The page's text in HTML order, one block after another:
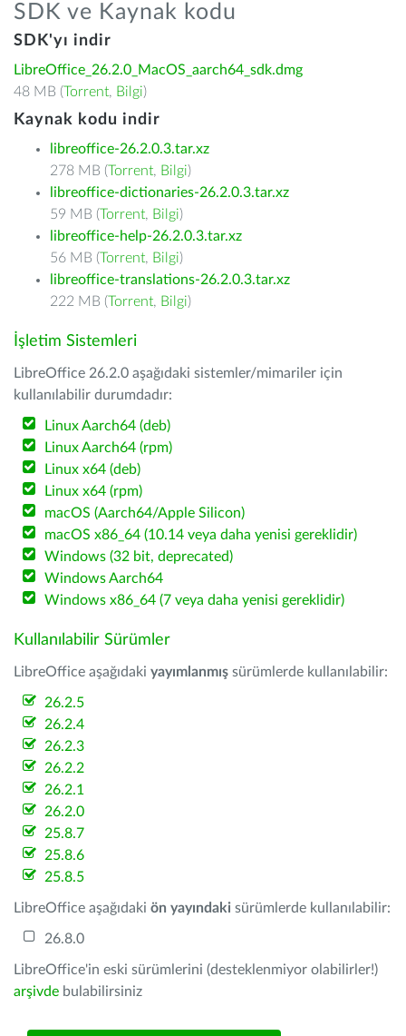
SDK ve Kaynak kodu
SDK'yı indir
LibreOffice_26.2.0_MacOS_aarch64_sdk.dmg
48 MB (Torrent, Bilgi)
Kaynak kodu indir
libreoffice-26.2.0.3.tar.xz
278 MB (Torrent, Bilgi)
libreoffice-dictionaries-26.2.0.3.tar.xz
59 MB (Torrent, Bilgi)
libreoffice-help-26.2.0.3.tar.xz
56 MB (Torrent, Bilgi)
libreoffice-translations-26.2.0.3.tar.xz
222 MB (Torrent, Bilgi)
İşletim Sistemleri
LibreOffice 26.2.0 aşağıdaki sistemler/mimariler için
kullanılabilir durumdadır:
Linux Aarch64 (deb)
Linux Aarch64 (rpm)
Linux x64 (deb)
Linux x64 (rpm)
macOS (Aarch64/Apple Silicon)
macOS x86_64 (10.14 veya daha yenisi gereklidir)
Windows (32 bit, deprecated)
Windows Aarch64
Windows x86_64 (7 veya daha yenisi gereklidir)
Kullanılabilir Sürümler
LibreOffice aşağıdaki yayımlanmış sürümlerde kullanılabilir:
26.2.5
26.2.4
26.2.3
26.2.2
26.2.1
26.2.0
25.8.7
25.8.6
25.8.5
LibreOffice aşağıdaki ön yayındaki sürümlerde kullanılabilir:
26.8.0
LibreOffice'in eski sürümlerini (desteklenmiyor olabilirler!)
arşivde bulabilirsiniz